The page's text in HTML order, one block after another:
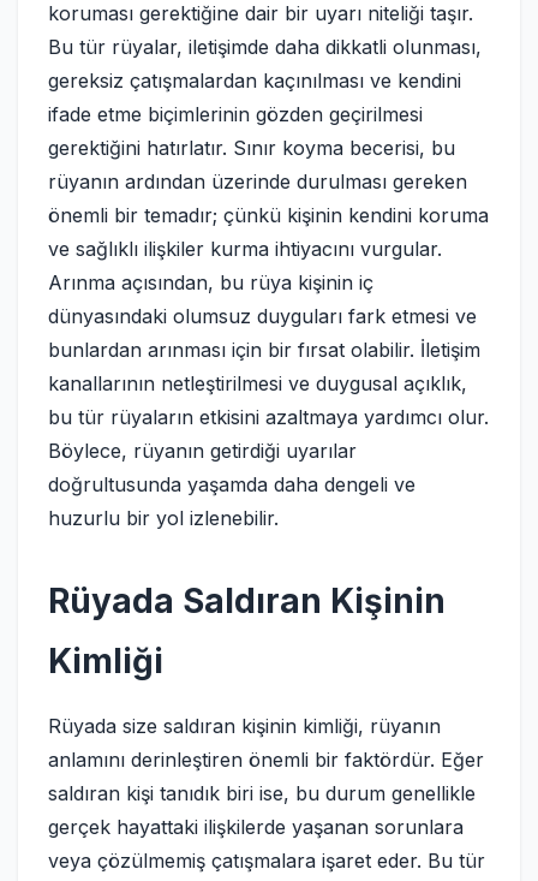
koruması gerektiğine dair bir uyarı niteliği taşır.
Bu tür rüyalar, iletişimde daha dikkatli olunması,
gereksiz çatışmalardan kaçınılması ve kendini
ifade etme biçimlerinin gözden geçirilmesi
gerektiğini hatırlatır. Sınır koyma becerisi, bu
rüyanın ardından üzerinde durulması gereken
önemli bir temadır; çünkü kişinin kendini koruma
ve sağlıklı ilişkiler kurma ihtiyacını vurgular.
Arınma açısından, bu rüya kişinin iç
dünyasındaki olumsuz duyguları fark etmesi ve
bunlardan arınması için bir fırsat olabilir. İletişim
kanallarının netleştirilmesi ve duygusal açıklık,
bu tür rüyaların etkisini azaltmaya yardımcı olur.
Böylece, rüyanın getirdiği uyarılar
doğrultusunda yaşamda daha dengeli ve
huzurlu bir yol izlenebilir.
Rüyada Saldıran Kişinin
Kimliği
Rüyada size saldıran kişinin kimliği, rüyanın
anlamını derinleştiren önemli bir faktördür. Eğer
saldıran kişi tanıdık biri ise, bu durum genellikle
gerçek hayattaki ilişkilerde yaşanan sorunlara
veya çözülmemiş çatışmalara işaret eder. Bu tür